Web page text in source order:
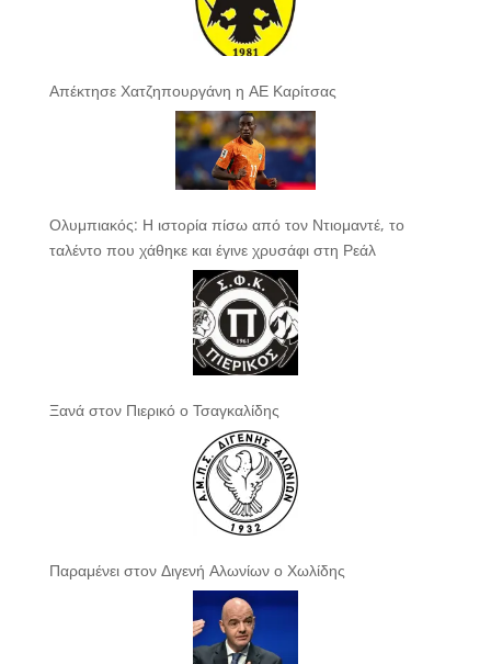
Απέκτησε Χατζηπουργάνη η ΑΕ Καρίτσας
Ολυμπιακός: Η ιστορία πίσω από τον Ντιομαντέ, το
ταλέντο που χάθηκε και έγινε χρυσάφι στη Ρεάλ
Ξανά στον Πιερικό ο Τσαγκαλίδης
Παραμένει στον Διγενή Αλωνίων ο Χωλίδης